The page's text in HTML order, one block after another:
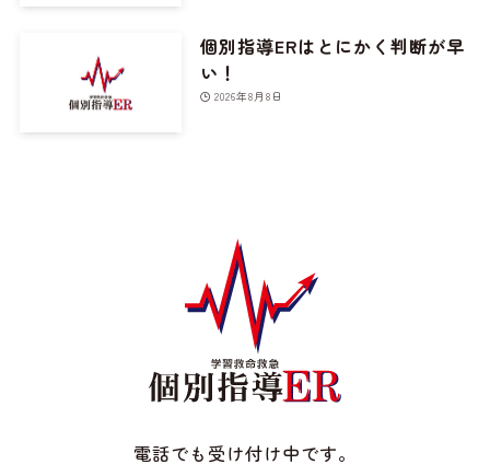
個別指導ERはとにかく判断が早
い！
2026年8月8日
電話でも受け付け中です。